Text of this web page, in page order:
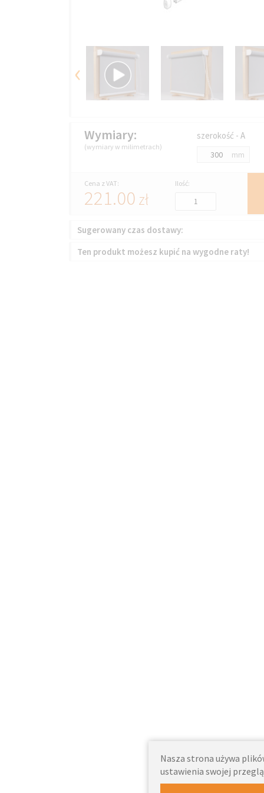
‹
Wymiary:
(wymiary w milimetrach)
szerokość - A
mm
Cena z VAT:
221.00 zł
Ilość:
Sugerowany czas dostawy:
Ten produkt możesz kupić na wygodne raty!
Nasza strona używa
ustawienia swojej